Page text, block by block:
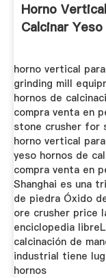
Horno
Calcinar Yeso
horno vertical
grinding mill
hornos de
compra venta en
stone crusher for
horno vertical
yeso hornos de
compra venta en
Shanghai es una
de piedra Óxido
ore crusher price
enciclopedia
calcinación de
industrial tiene
hornos